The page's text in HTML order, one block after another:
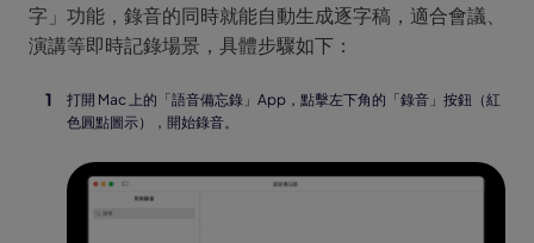
字」功能，錄音的同時就能自動生成逐字稿，適合會議、
演講等即時記錄場景，具體步驟如下：
打開 Mac 上的「語音備忘錄」App，點擊左下角的「錄音」按鈕（紅
色圓點圖示），開始錄音。